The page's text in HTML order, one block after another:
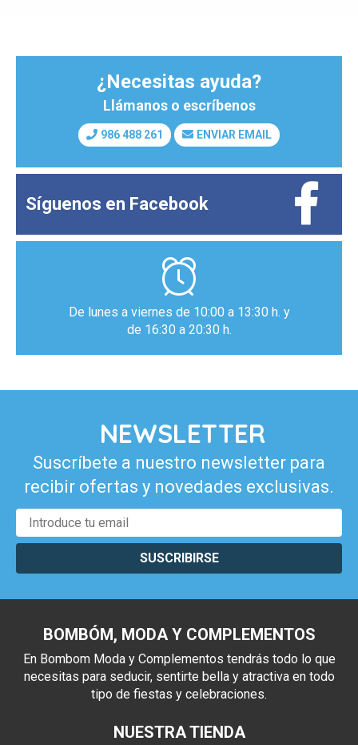
¿Necesitas ayuda?
Llámanos o escríbenos
986 488 261 ENVIAR EMAIL
Síguenos en Facebook
De lunes a viernes de 10:00 a 13:30 h. y
de 16:30 a 20:30 h.
NEWSLETTER
Suscríbete a nuestro newsletter para
recibir ofertas y novedades exclusivas.
SUSCRIBIRSE
BOMBÓM, MODA Y COMPLEMENTOS
En Bombom Moda y Complementos tendrás todo lo que
necesitas para seducir, sentirte bella y atractiva en todo
tipo de fiestas y celebraciones.
NUESTRA TIENDA